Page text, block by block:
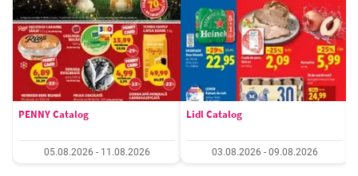
PENNY Catalog
05.08.2026 - 11.08.2026
Lidl Catalog
03.08.2026 - 09.08.2026